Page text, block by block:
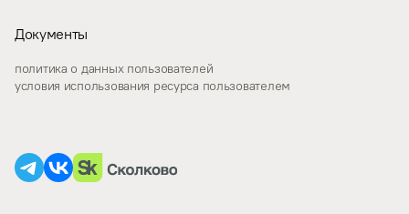
Документы
политика о данных пользователей
условия использования ресурса пользователем